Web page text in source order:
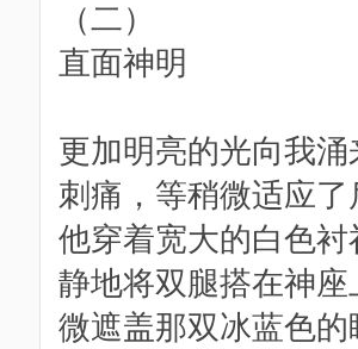
（二）
直面神明
更加明亮的光向我
刺痛，等稍微适应
他穿着宽大的白色
静地将双腿搭在神
微遮盖那双冰蓝色